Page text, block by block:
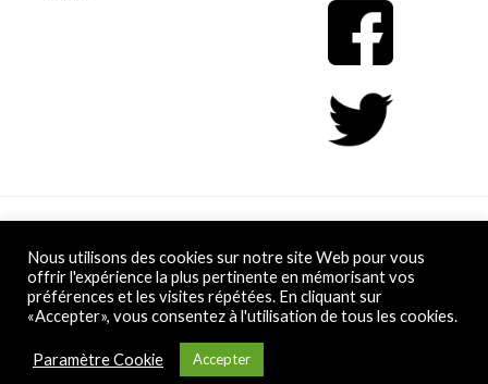
Copyright © 2026 L&D
Powered by L&D
Conditions Générales de Vente
Nous utilisons des cookies sur notre site Web pour vous
offrir l'expérience la plus pertinente en mémorisant vos
préférences et les visites répétées. En cliquant sur
«Accepter», vous consentez à l'utilisation de tous les cookies.
Paramètre Cookie Accepter